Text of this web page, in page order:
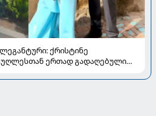
ქრისტინე
ერთად გადაღებული